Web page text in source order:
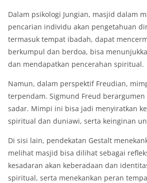
Dalam psikologi Jungian, masjid dalam
pencarian individu akan pengetahuan
termasuk tempat ibadah, dapat
berkumpul dan berdoa, bisa
dan mendapatkan pencerahan spiritual.
Namun, dalam perspektif Freudian,
terpendam. Sigmund Freud
sadar. Mimpi ini bisa jadi menyiratkan
spiritual dan duniawi, serta keinginan
Di sisi lain, pendekatan Gestalt
melihat masjid bisa dilihat sebagai
kesadaran akan keberadaan dan
spiritual, serta menekankan peran